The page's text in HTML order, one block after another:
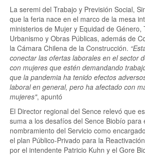
La seremi del Trabajo y Previsión Social,
que la feria nace en el marco de la mesa
ministerios de Mujer y Equidad de Género,
Urbanismo y Obras Públicas, además de
la Cámara Chilena de la Construcción.
conectar las ofertas laborales en el sector
con mujeres que estén demandando
que la pandemia ha tenido efectos
laboral en general, pero ha afectado con
mujeres", apuntó
El Director regional del Sence relevó que
suma a los desafíos del Sence Biobío para
nombramiento del Servicio como
el plan Público-Privado para la
por el intendente Patricio Kuhn y el Gore